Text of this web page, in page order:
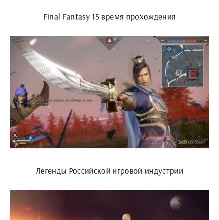
Final Fantasy 15 время прохождения
Легенды Российской игровой индустрии